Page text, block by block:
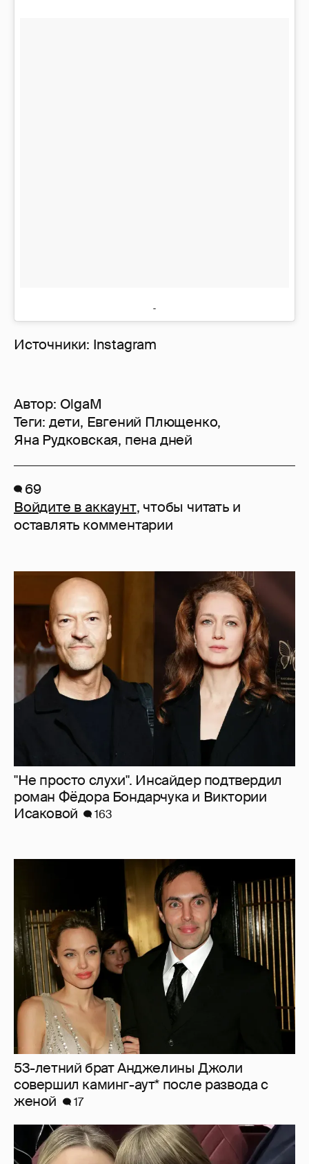
Источники: Instagram
Автор: OlgaM
Теги: дети, Евгений Плющенко,
Яна Рудковская, пена дней
69
Войдите в аккаунт, чтобы читать и
оставлять комментарии
"Не просто слухи". Инсайдер подтвердил
роман Фёдора Бондарчука и Виктории
Исаковой
163
53-летний брат Анджелины Джоли
совершил каминг-аут* после развода с
женой
17